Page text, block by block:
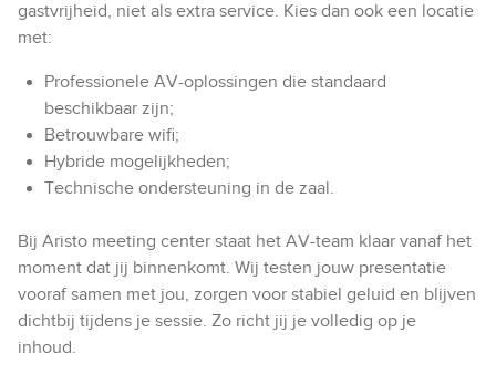
gastvrijheid, niet als extra service. Kies dan ook een locatie
met:
Professionele AV-oplossingen die standaard
beschikbaar zijn;
Betrouwbare wifi;
Hybride mogelijkheden;
Technische ondersteuning in de zaal.
Bij Aristo meeting center staat het AV-team klaar vanaf het
moment dat jij binnenkomt. Wij testen jouw presentatie
vooraf samen met jou, zorgen voor stabiel geluid en blijven
dichtbij tijdens je sessie. Zo richt jij je volledig op je
inhoud.